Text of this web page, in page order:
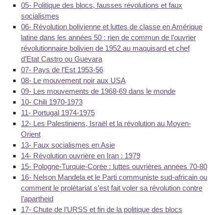
05- Politique des blocs, fausses révolutions et faux
socialismes
06- Révolution bolivienne et luttes de classe en Amérique
latine dans les années 50 : rien de commun de l’ouvrier
révolutionnaire bolivien de 1952 au maquisard et chef
d’Etat Castro ou Guevara
07- Pays de l’Est 1953-56
08- Le mouvement noir aux USA
09- Les mouvements de 1968-69 dans le monde
10- Chili 1970-1973
11- Portugal 1974-1975
12- Les Palestiniens, Israël et la révolution au Moyen-
Orient
13- Faux socialismes en Asie
14- Révolution ouvrière en Iran : 1979
15- Pologne-Turquie-Corée : luttes ouvrières années 70-80
16- Nelson Mandela et le Parti communiste sud-africain ou
comment le prolétariat s’est fait voler sa révolution contre
l’apartheid
17- Chute de l’URSS et fin de la politique des blocs